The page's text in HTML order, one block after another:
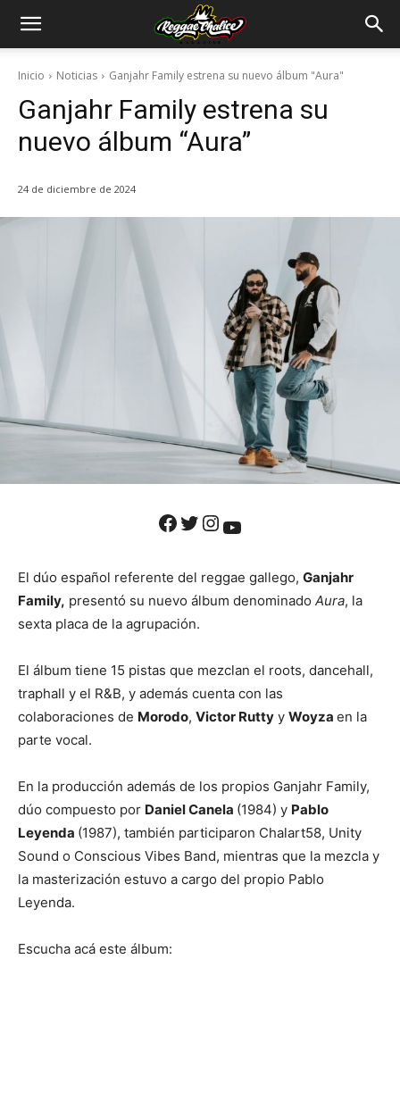
Inicio Noticias Ganjahr Family estrena su nuevo álbum "Aura"
Ganjahr Family estrena su
nuevo álbum “Aura”
24 de diciembre de 2024
Facebook Twitter Instagram YouTube
El dúo español referente del reggae gallego, Ganjahr
Family, presentó su nuevo álbum denominado Aura, la
sexta placa de la agrupación.
El álbum tiene 15 pistas que mezclan el roots, dancehall,
traphall y el R&B, y además cuenta con las
colaboraciones de Morodo, Victor Rutty y Woyza en la
parte vocal.
En la producción además de los propios Ganjahr Family,
dúo compuesto por Daniel Canela (1984) y Pablo
Leyenda (1987), también participaron Chalart58, Unity
Sound o Conscious Vibes Band, mientras que la mezcla y
la masterización estuvo a cargo del propio Pablo
Leyenda.
Escucha acá este álbum: